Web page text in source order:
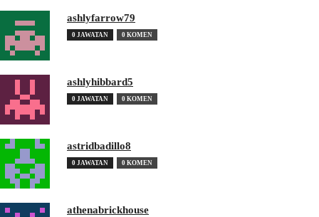
ashlyfarrow79
0 JAWATAN 0 KOMEN
ashlyhibbard5
0 JAWATAN 0 KOMEN
astridbadillo8
0 JAWATAN 0 KOMEN
athenabrickhouse